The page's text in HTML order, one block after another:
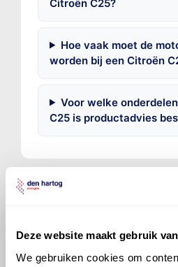
Deze website maakt gebruik
We gebruiken cookies om
Citroën C25?
Hoe vaak moet de
worden bij een Citroën
Voor welke
C25 is productadvies
©OlyslagerAlle rechten
gereproduceerd, opgeslagen